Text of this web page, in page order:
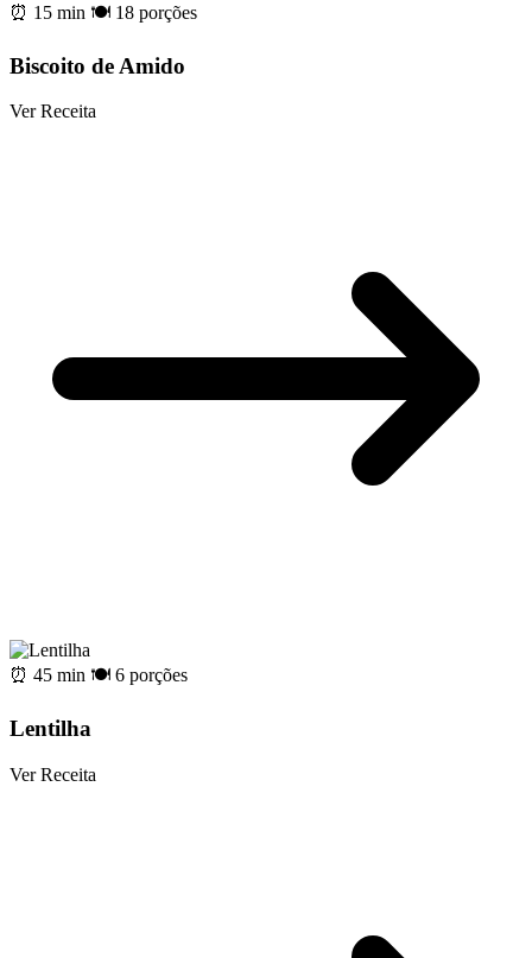
⏰ 15 min 🍽️ 18 porções
Biscoito de Amido
Ver Receita
⏰ 45 min 🍽️ 6 porções
Lentilha
Ver Receita